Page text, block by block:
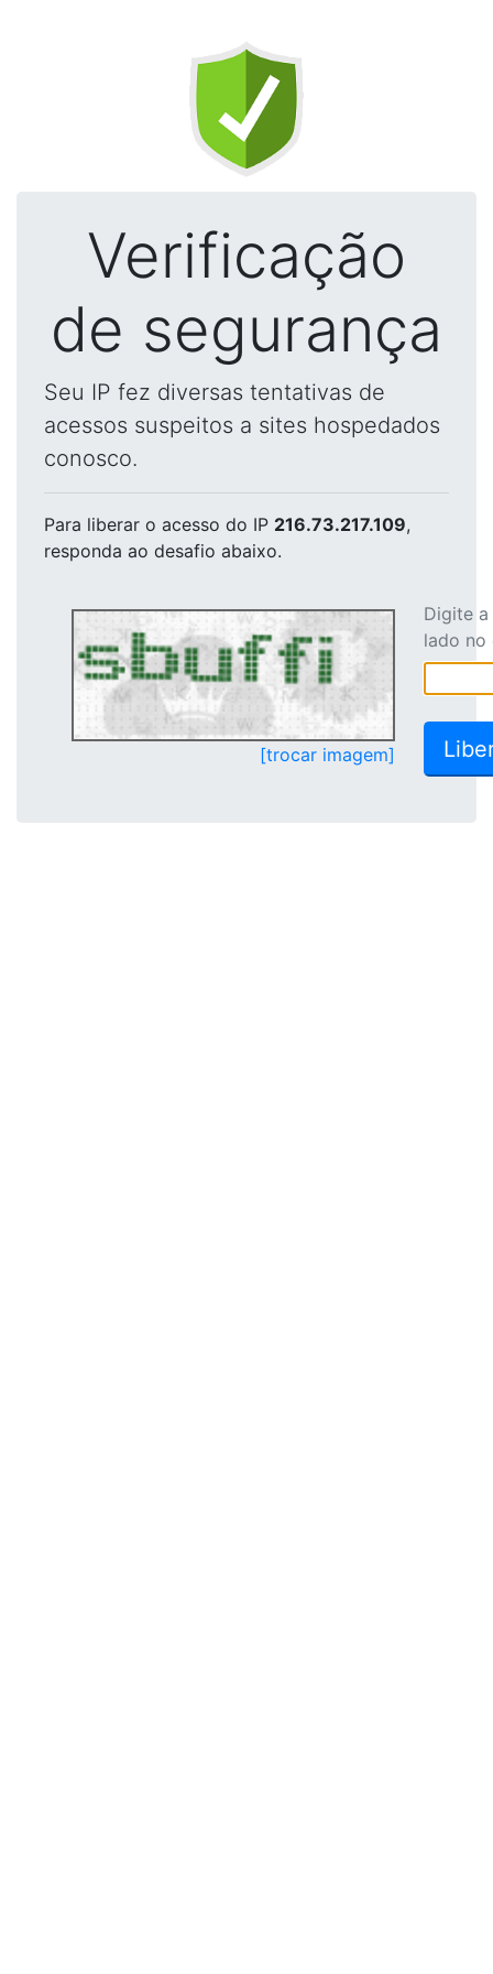
Verificação
de segurança
Seu IP fez diversas tentativas de
acessos suspeitos a sites hospedados
conosco.
Para liberar o acesso do IP 216.73.217.109,
responda ao desafio abaixo.
[trocar imagem]
Digite
lado no